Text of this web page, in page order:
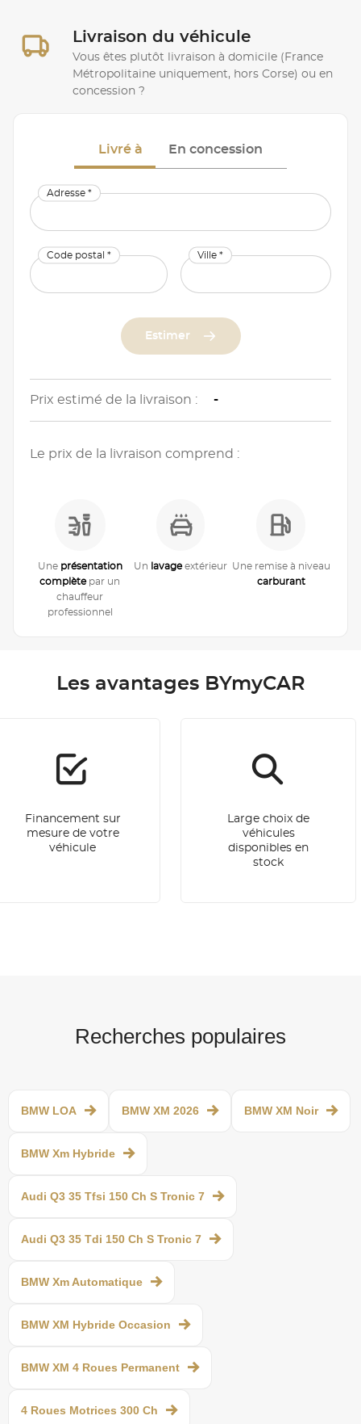
Livraison du véhicule
Vous êtes plutôt livraison à domicile (France
Métropolitaine uniquement, hors Corse) ou en
concession ?
Livré à En concession
Adresse *
Code postal * Ville *
Estimer
Prix estimé de la livraison : -
Le prix de la livraison comprend :
Une présentation
complètepar un
chauffeur
professionnel
Un lavageextérieur Une remise à niveau
carburant
Les avantages BYmyCAR
Financement sur
mesure de votre
véhicule
Large choix de
véhicules
disponibles en
stock
Recherches populaires
BMW LOA BMW XM 2026 BMW XM Noir
BMW Xm Hybride
Audi Q3 35 Tfsi 150 Ch S Tronic 7
Audi Q3 35 Tdi 150 Ch S Tronic 7
BMW Xm Automatique
BMW XM Hybride Occasion
BMW XM 4 Roues Permanent
4 Roues Motrices 300 Ch